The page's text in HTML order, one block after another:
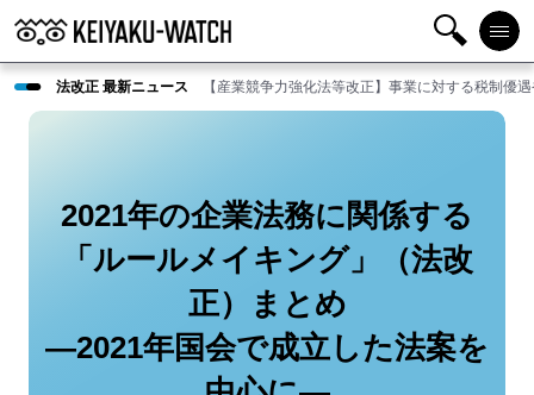
検
索
メニ
ュー
法改正 最新ニュース 【産業競争力強化法等改正】事業に対する税制優
2021年の企業法務に関係する
「ルールメイキング」（法改
正）まとめ
―2021年国会で成立した法案を